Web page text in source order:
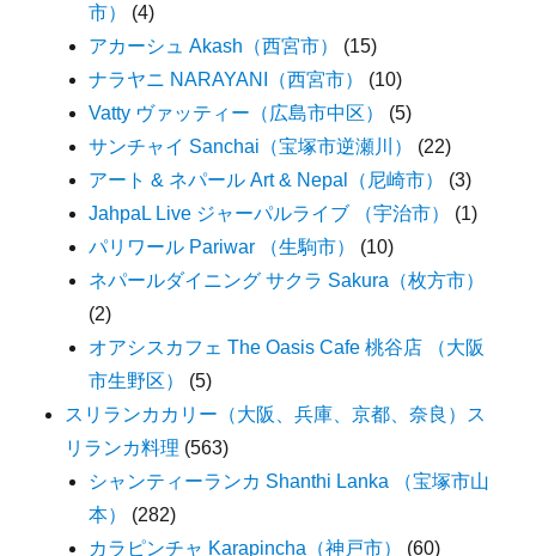
市）
(4)
アカーシュ Akash（西宮市）
(15)
ナラヤニ NARAYANI（西宮市）
(10)
Vatty ヴァッティー（広島市中区）
(5)
サンチャイ Sanchai（宝塚市逆瀬川）
(22)
アート & ネパール Art & Nepal（尼崎市）
(3)
JahpaL Live ジャーパルライブ （宇治市）
(1)
パリワール Pariwar （生駒市）
(10)
ネパールダイニング サクラ Sakura（枚方市）
(2)
オアシスカフェ The Oasis Cafe 桃谷店 （大阪
市生野区）
(5)
スリランカカリー（大阪、兵庫、京都、奈良）ス
リランカ料理 (563)
シャンティーランカ Shanthi Lanka （宝塚市山
本）
(282)
カラピンチャ Karapincha（神戸市）
(60)